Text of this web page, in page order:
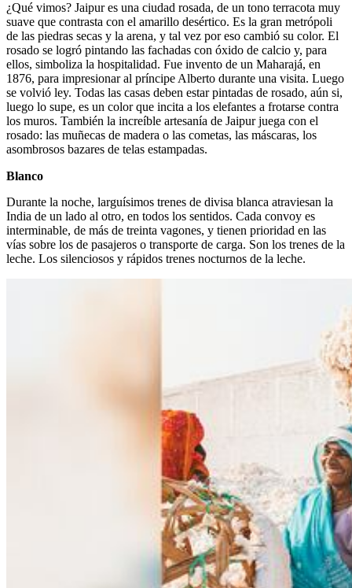
¿Qué vimos? Jaipur es una ciudad rosada, de un tono terracota muy
suave que contrasta con el amarillo desértico. Es la gran metrópoli
de las piedras secas y la arena, y tal vez por eso cambió su color. El
rosado se logró pintando las fachadas con óxido de calcio y, para
ellos, simboliza la hospitalidad. Fue invento de un Maharajá, en
1876, para impresionar al príncipe Alberto durante una visita. Luego
se volvió ley. Todas las casas deben estar pintadas de rosado, aún si,
luego lo supe, es un color que incita a los elefantes a frotarse contra
los muros. También la increíble artesanía de Jaipur juega con el
rosado: las muñecas de madera o las cometas, las máscaras, los
asombrosos bazares de telas estampadas.
Blanco
Durante la noche, larguísimos trenes de divisa blanca atraviesan la
India de un lado al otro, en todos los sentidos. Cada convoy es
interminable, de más de treinta vagones, y tienen prioridad en las
vías sobre los de pasajeros o transporte de carga. Son los trenes de la
leche. Los silenciosos y rápidos trenes nocturnos de la leche.